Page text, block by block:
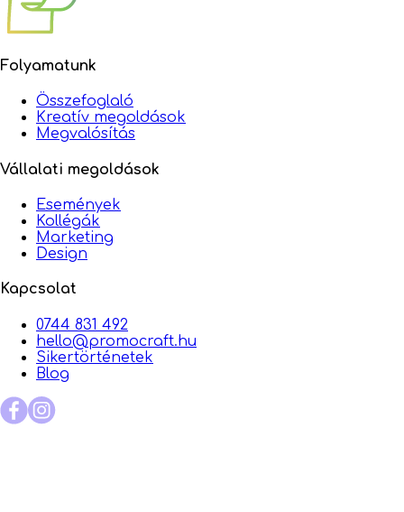
Folyamatunk
Összefoglaló
Kreatív megoldások
Megvalósítás
Vállalati megoldások
Események
Kollégák
Marketing
Design
Kapcsolat
0744 831 492
hello@promocraft.hu
Sikertörténetek
Blog